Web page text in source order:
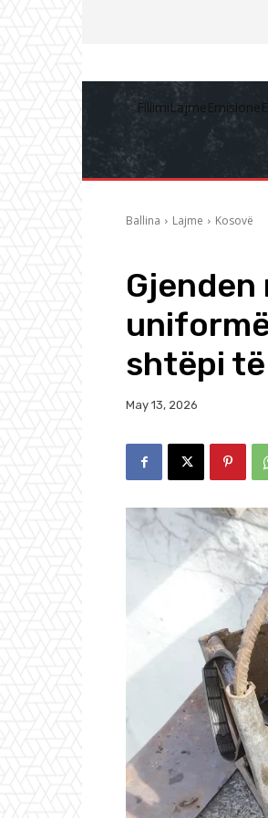
FillimiLajmeEmisione
Ballina Lajme Kosovë
shtëpi
May 13, 2026